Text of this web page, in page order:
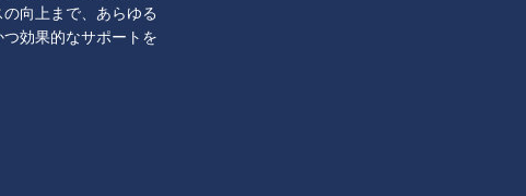
向上まで、あらゆる
効果的なサポートを